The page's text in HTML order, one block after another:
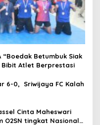
“Boedak Betumbuk Siak
Bibit Atlet Berprestasi
6-0, Sriwijaya FC Kalah
Cinta Maheswari
O2SN tingkat Nasional